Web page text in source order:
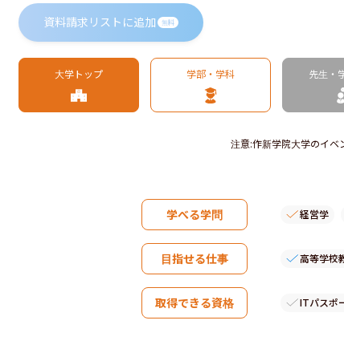
資料請求リストに追加 無料
大学トップ 学部・学科 先生・
注意:作新学院大学のイベ
学べる学問 経営学
目指せる仕事 高等学校
取得できる資格 ITパスポ